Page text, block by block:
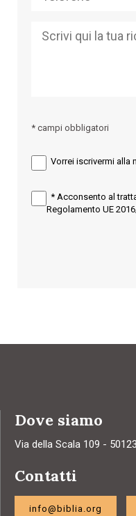
* campi obbligatori
Vorrei iscrivermi alla
* Acconsento al
Regolamento UE
Dove siamo
Via della Scala 109 -
Contatti
info@biblia.org